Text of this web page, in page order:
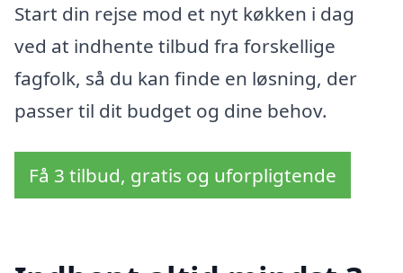
Start din rejse mod et nyt køkken i dag
ved at indhente tilbud fra forskellige
fagfolk, så du kan finde en løsning, der
passer til dit budget og dine behov.
Få 3 tilbud, gratis og uforpligtende